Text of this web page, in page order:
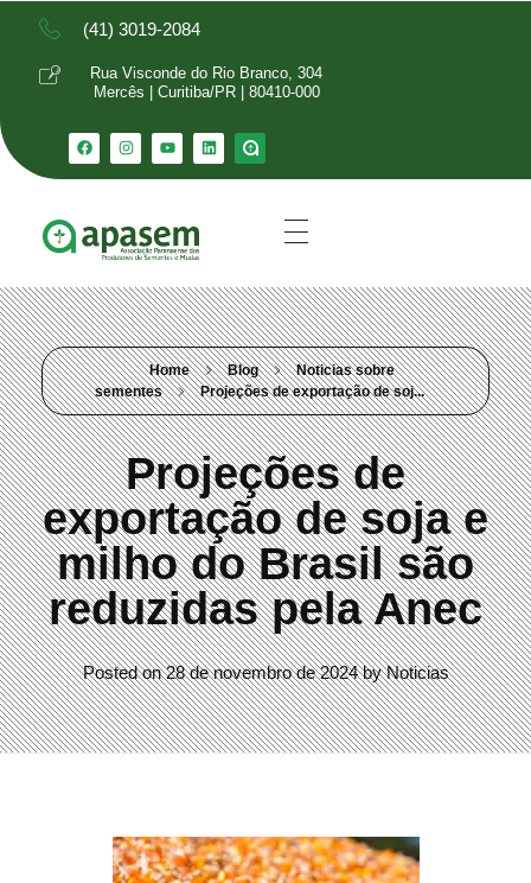
(41) 3019-2084
Rua Visconde do Rio Branco, 304
Mercês | Curitiba/PR | 80410-000
Home Blog
Noticias sobre
sementes
Projeções de exportação de soj...
Projeções de
exportação de soja e
milho do Brasil são
reduzidas pela Anec
Posted on 28 de novembro de 2024 by Noticias